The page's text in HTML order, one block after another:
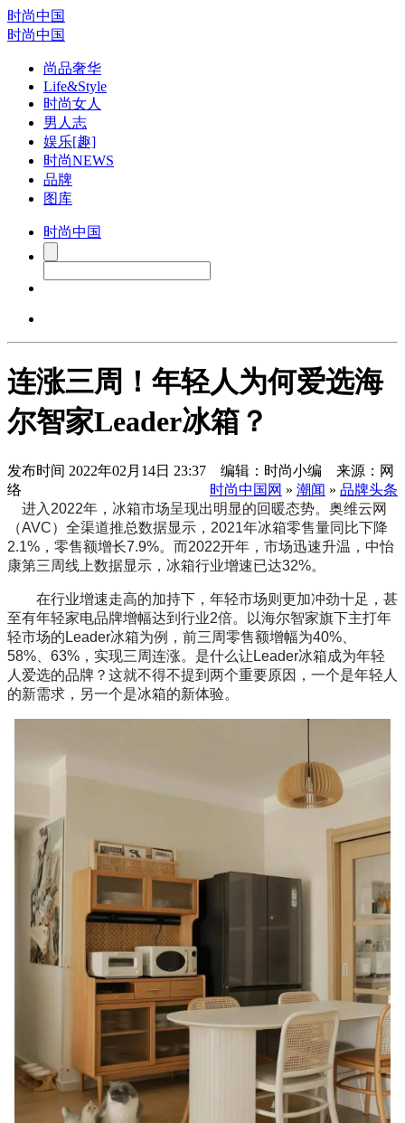
时尚中国
时尚中国
尚品奢华
Life&Style
时尚女人
男人志
娱乐[趣]
时尚NEWS
品牌
图库
时尚中国
连涨三周！年轻人为何爱选海
尔智家Leader冰箱？
发布时间 2022年02月14日 23:37 编辑：时尚小编 来源：网
络
时尚中国网 » 潮闻 » 品牌头条
进入2022年，冰箱市场呈现出明显的回暖态势。奥维云网
（AVC）全渠道推总数据显示，2021年冰箱零售量同比下降
2.1%，零售额增长7.9%。而2022开年，市场迅速升温，中怡
康第三周线上数据显示，冰箱行业增速已达32%。
在行业增速走高的加持下，年轻市场则更加冲劲十足，甚
至有年轻家电品牌增幅达到行业2倍。以海尔智家旗下主打年
轻市场的Leader冰箱为例，前三周零售额增幅为40%、
58%、63%，实现三周连涨。是什么让Leader冰箱成为年轻
人爱选的品牌？这就不得不提到两个重要原因，一个是年轻人
的新需求，另一个是冰箱的新体验。